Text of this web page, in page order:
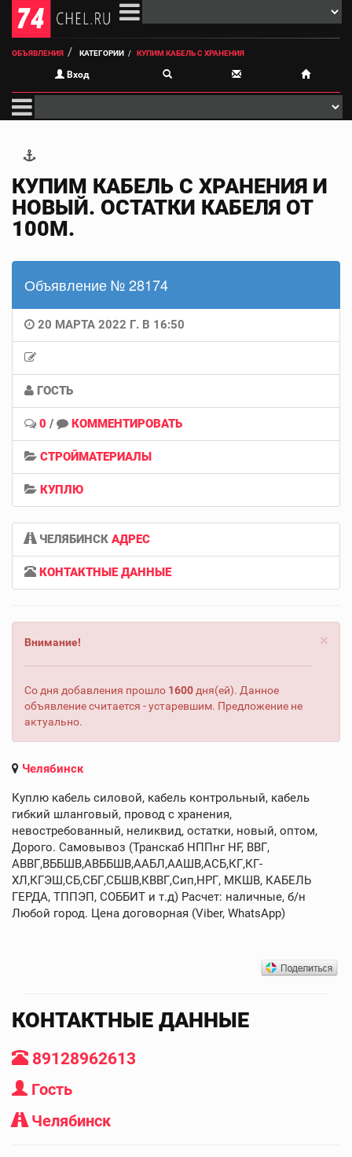
ОБЪЯВЛЕНИЯ КАТЕГОРИИ КУПИМ КАБЕЛЬ С ХРАНЕНИЯ
Вход
КУПИМ КАБЕЛЬ С ХРАНЕНИЯ И
НОВЫЙ. ОСТАТКИ КАБЕЛЯ ОТ
100М.
Объявление № 28174
20 МАРТА 2022 Г. В 16:50
ГОСТЬ
0 / КОММЕНТИРОВАТЬ
СТРОЙМАТЕРИАЛЫ
КУПЛЮ
ЧЕЛЯБИНСК АДРЕС
КОНТАКТНЫЕ ДАННЫЕ
×
Внимание!
Со дня добавления прошло 1600 дня(ей). Данное
объявление считается - устаревшим. Предложение не
актуально.
Челябинск
Куплю кабель силовой, кабель контрольный, кабель
гибкий шланговый, провод с хранения,
невостребованный, неликвид, остатки, новый, оптом,
Дорого. Самовывоз (Транскаб НППнг HF, ВВГ,
АВВГ,ВББШВ,АВББШВ,ААБЛ,ААШВ,АСБ,КГ,КГ-
ХЛ,КГЭШ,СБ,СБГ,СБШВ,КВВГ,Сип,НРГ, МКШВ, КАБЕЛЬ
ГЕРДА, ТППЭП, СОББИТ и т.д) Расчет: наличные, б/н
Любой город. Цена договорная (Viber, WhatsApp)
КОНТАКТНЫЕ ДАННЫЕ
89128962613
Гость
Челябинск